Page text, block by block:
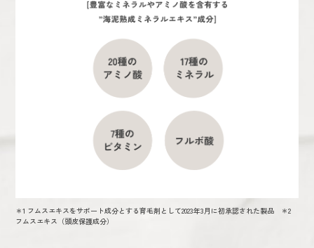
＊1 フムスエキスをサポート成分とする育毛剤として2023年3月に初承認された製品 ＊2
フムスエキス（頭皮保護成分）